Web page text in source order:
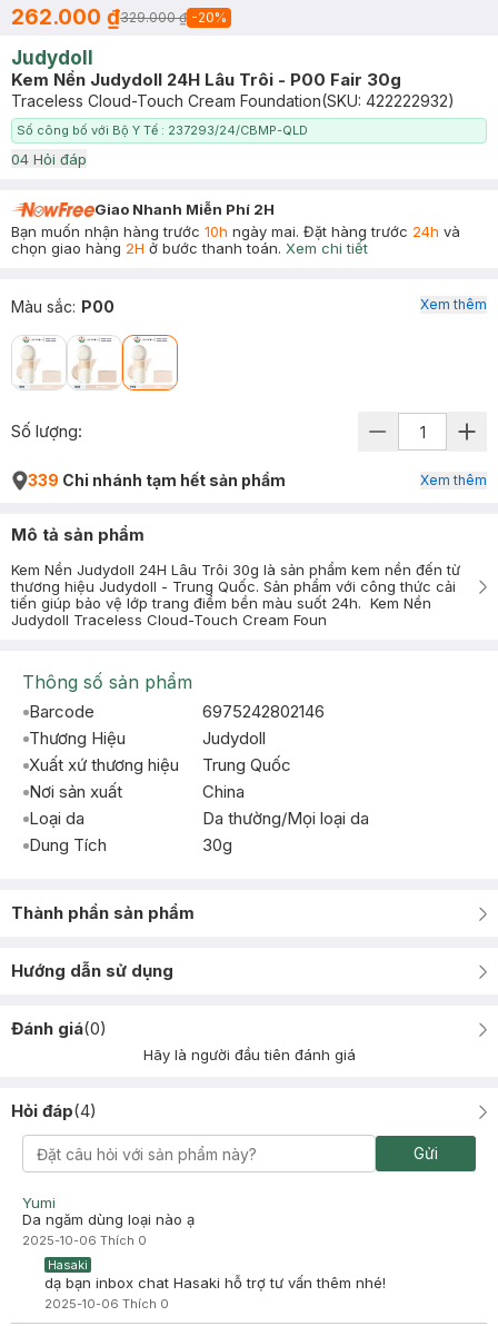
262.000 ₫329.000 ₫ -20%
Judydoll
Kem Nền Judydoll 24H Lâu Trôi - P00 Fair 30g
Traceless Cloud-Touch Cream Foundation(SKU: 422222932)
Số công bố với Bộ Y Tế : 237293/24/CBMP-QLD
04 Hỏi đáp
Giao Nhanh Miễn Phí 2H
Bạn muốn nhận hàng trước 10h ngày mai. Đặt hàng trước 24h và
chọn giao hàng 2H ở bước thanh toán. Xem chi tiết
Màu sắc: P00 Xem thêm
Số lượng:
339 Chi nhánh tạm hết sản phẩm Xem thêm
Mô tả sản phẩm
Kem Nền Judydoll 24H Lâu Trôi 30g là sản phẩm kem nền đến từ
thương hiệu Judydoll - Trung Quốc. Sản phẩm với công thức cải
tiến giúp bảo vệ lớp trang điểm bền màu suốt 24h. Kem Nền
Judydoll Traceless Cloud-Touch Cream Foun
Thông số sản phẩm
Barcode
6975242802146
Thương Hiệu
Judydoll
Xuất xứ thương hiệu
Trung Quốc
Nơi sản xuất
China
Loại da
Da thường/Mọi loại da
Dung Tích
30g
Thành phần sản phẩm
Hướng dẫn sử dụng
Đánh giá(0)
Hãy là người đầu tiên đánh giá
Hỏi đáp(4)
Gửi
Yumi
Da ngăm dùng loại nào ạ
2025-10-06 Thích 0
Hasaki
dạ bạn inbox chat Hasaki hỗ trợ tư vấn thêm nhé!
2025-10-06 Thích 0